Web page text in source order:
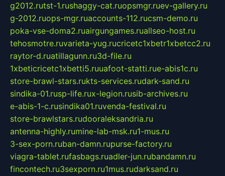
g2012.rutst-1.rushaggy-cat.ruopsmgr.ruev-gallery.ru
g-2012.ruops-mgr.ruaccounts-112.rucsm-demo.ru
poka-vse-doma2.ruairgungames.ruallseo-host.ru
tehosmotre.ruvarieta-yug.rucricetc1xbetr1xbetcc2.ru
raytor-d.ruatillagunn.ru3d-file.ru
1xbeticricetc1xbetti5.ruuafoot-statti.rue-abis1c.ru
store-brawl-stars.rukts-services.rudark-sand.ru
sindika-01.rusp-life.rux-legion.rusib-archives.ru
e-abis-1-c.rusindika01.ruvenda-festival.ru
store-brawlstars.rudooraleksandria.ru
antenna-highly.rumine-lab-msk.ru1-mus.ru
3-sex-porn.ruban-damn.rupurse-factory.ru
viagra-tablet.rufasbags.ruadler-jun.rubandamn.ru
fincontech.ru3sexporn.ru1mus.rudarksand.ru